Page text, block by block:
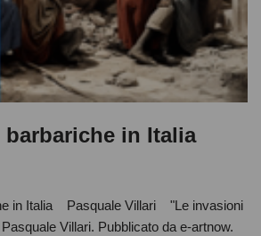
in Italia
in Italia Pasquale Villari "Le invasioni
Villari. Pubblicato da e-artnow.